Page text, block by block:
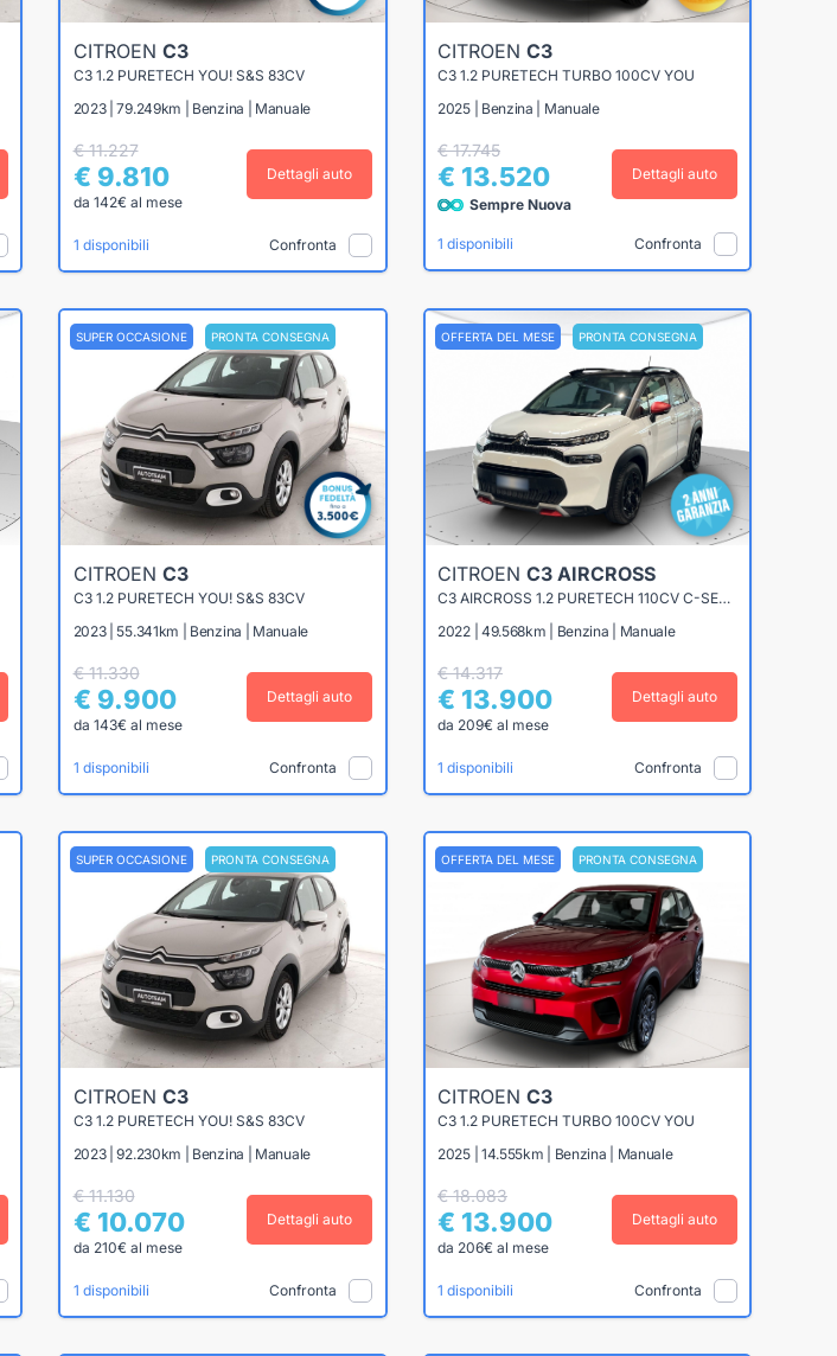
CITROEN C3
C3 1.2 PURETECH YOU! S&S 83CV
2023 | 79.249km | Benzina | Manuale
€ 11.227
€ 9.810
da 142€ al mese
Dettagli auto
1 disponibili Confronta
CITROEN C3
C3 1.2 PURETECH TURBO 100CV YOU
2025 | Benzina | Manuale
€ 17.745
€ 13.520
Sempre Nuova
Dettagli auto
1 disponibili Confronta
SUPER OCCASIONE PRONTA CONSEGNA
CITROEN C3
C3 1.2 PURETECH YOU! S&S 83CV
2023 | 55.341km | Benzina | Manuale
€ 11.330
€ 9.900
da 143€ al mese
Dettagli auto
1 disponibili Confronta
OFFERTA DEL MESE PRONTA CONSEGNA
CITROEN C3 AIRCROSS
C3 AIRCROSS 1.2 PURETECH 110CV C-SERIES
2022 | 49.568km | Benzina | Manuale
€ 14.317
€ 13.900
da 209€ al mese
Dettagli auto
1 disponibili Confronta
SUPER OCCASIONE PRONTA CONSEGNA
CITROEN C3
C3 1.2 PURETECH YOU! S&S 83CV
2023 | 92.230km | Benzina | Manuale
€ 11.130
€ 10.070
da 210€ al mese
Dettagli auto
1 disponibili Confronta
OFFERTA DEL MESE PRONTA CONSEGNA
CITROEN C3
C3 1.2 PURETECH TURBO 100CV YOU
2025 | 14.555km | Benzina | Manuale
€ 18.083
€ 13.900
da 206€ al mese
Dettagli auto
1 disponibili Confronta